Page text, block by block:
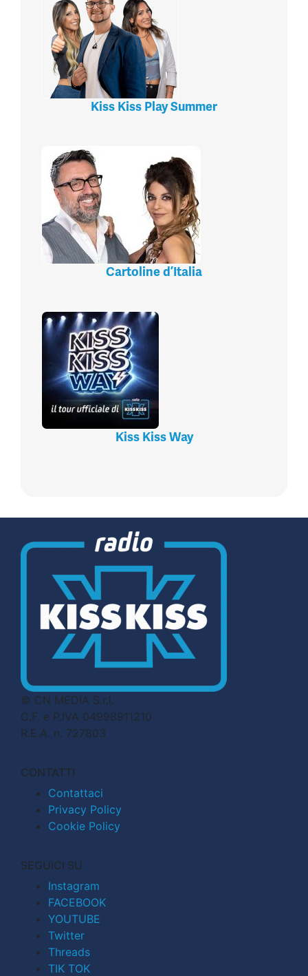
Kiss Kiss Play Summer
Cartoline d’Italia
Kiss Kiss Way
© CN MEDIA S.r.l.
C.F. e P.IVA 04998911210
R.E.A. n. 727803
CONTATTI
Contattaci
Privacy Policy
Cookie Policy
SEGUICI SU
Instagram
FACEBOOK
YOUTUBE
Twitter
Threads
TIK TOK